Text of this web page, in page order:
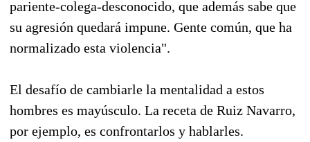
pariente-colega-desconocido, que además sabe que
su agresión quedará impune. Gente común, que ha
normalizado esta violencia".
El desafío de cambiarle la mentalidad a estos
hombres es mayúsculo. La receta de Ruiz Navarro,
por ejemplo, es confrontarlos y hablarles.